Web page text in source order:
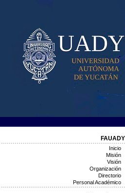
FAUADY
Inicio
Misión
Visión
Organización
Directorio
Personal Académico